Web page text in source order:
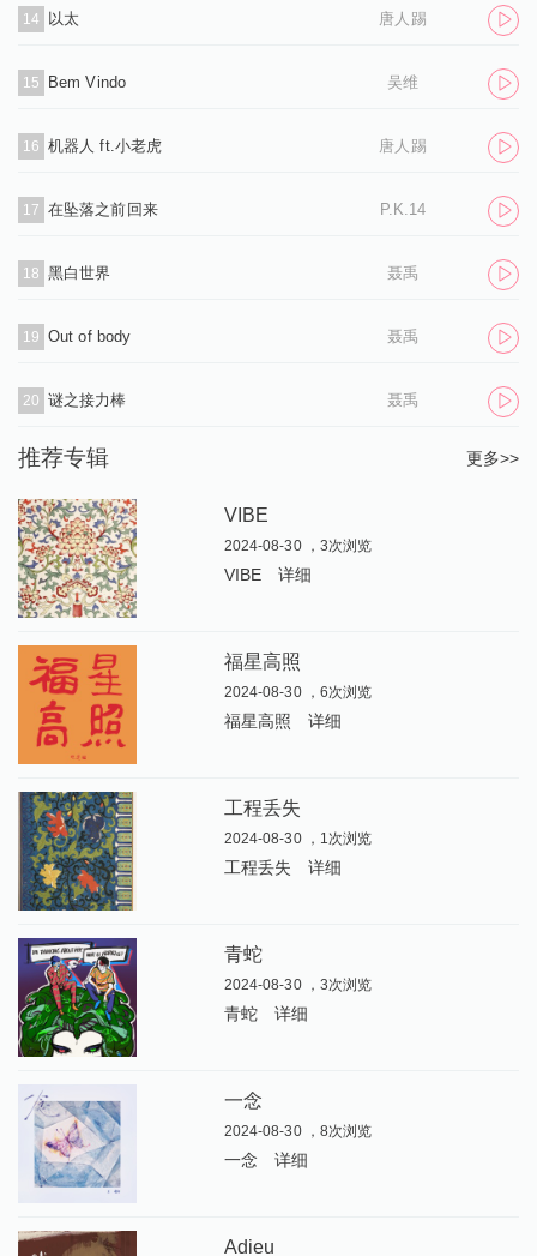
14 以太 唐人踢
15 Bem Vindo 吴维
16 机器人 ft.小老虎 唐人踢
17 在坠落之前回来 P.K.14
18 黑白世界 聂禹
19 Out of body 聂禹
20 谜之接力棒 聂禹
推荐专辑 更多>>
VIBE
2024-08-30 ，3次浏览
VIBE 详细
福星高照
2024-08-30 ，6次浏览
福星高照 详细
工程丢失
2024-08-30 ，1次浏览
工程丢失 详细
青蛇
2024-08-30 ，3次浏览
青蛇 详细
一念
2024-08-30 ，8次浏览
一念 详细
Adieu